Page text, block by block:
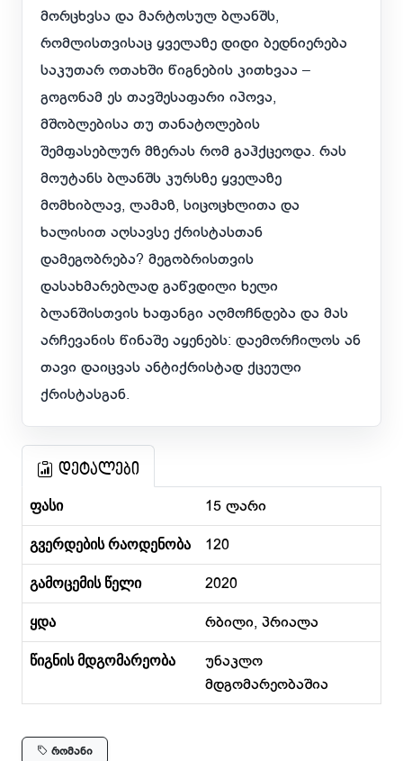
მორცხვსა და მარტოსულ ბლანშს,
რომლისთვისაც ყველაზე დიდი ბედნიერება
საკუთარ ოთახში წიგნების კითხვაა –
გოგონამ ეს თავშესაფარი იპოვა,
მშობლებისა თუ თანატოლების
შემფასებლურ მზერას რომ გაჰქცეოდა. რას
მოუტანს ბლანშს კურსზე ყველაზე
მომხიბლავ, ლამაზ, სიცოცხლითა და
ხალისით აღსავსე ქრისტასთან
დამეგობრება? მეგობრისთვის
დასახმარებლად გაწვდილი ხელი
ბლანშისთვის ხაფანგი აღმოჩნდება და მას
არჩევანის წინაშე აყენებს: დაემორჩილოს ან
თავი დაიცვას ანტიქრისტად ქცეული
ქრისტასგან.
დეტალები
ფასი 15 ლარი
გვერდების რაოდენობა 120
გამოცემის წელი 2020
ყდა რბილი, პრიალა
წიგნის მდგომარეობა
უნაკლო
მდგომარეობაშია
რომანი